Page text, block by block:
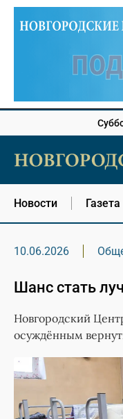
Новости Газета
10.06.2026
Шанс стать
Новгородский
осуждённым